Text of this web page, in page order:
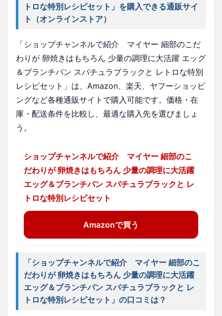
トロな特別レシピセット」を購入できる通販サイ
ト（オンラインストア）
「ショップチャンネルで紹介 マイヤー 細部のこだ
わりが 卵焼きはもちろん 少量の調理に大活躍 エッグ
＆ブランチパン スパチュラブラックと レトロな特別
レシピセット」は、Amazon、楽天、ヤフーショッピ
ングなど各種通販サイトで購入可能です。価格・在
庫・配送条件を比較し、最適な購入先を選びましょ
う。
ショップチャンネルで紹介 マイヤー 細部のこ
だわりが 卵焼きはもちろん 少量の調理に大活躍
エッグ＆ブランチパン スパチュラブラックと レ
トロな特別レシピセット
Amazonで買う
「ショップチャンネルで紹介 マイヤー 細部のこ
だわりが 卵焼きはもちろん 少量の調理に大活躍
エッグ＆ブランチパン スパチュラブラックと レ
トロな特別レシピセット」の口コミは？